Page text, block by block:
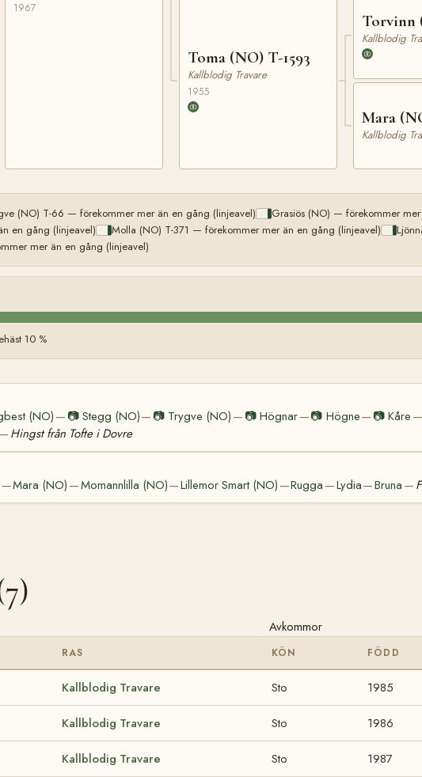
1967
Toma (NO) T-1593
Kallblodig Travare
1955
Torvinn
Kallblodig
Mara
Kallblodig
(NO) T-66 — förekommer mer än en gång (linjeavel)
Grasiös (NO) — förekommer
en gång (linjeavel)
Molla (NO) T-371 — förekommer mer än en gång (linjeavel)
mer än en gång (linjeavel)
10 %
(NO) — 📷 Stegg (NO)— 📷 Trygve (NO) — 📷Högnar—📷 Högne— 📷Kåre —
— Hingst från Tofte i Dovre
—Mara (NO) —Momannlilla (NO)—Lillemor Smart (NO) —Rugga —Lydia—Bruna —
Avkommor
RAS KÖN FÖDD
Kallblodig Travare Sto 1985
Kallblodig Travare Sto 1986
Kallblodig Travare Sto 1987